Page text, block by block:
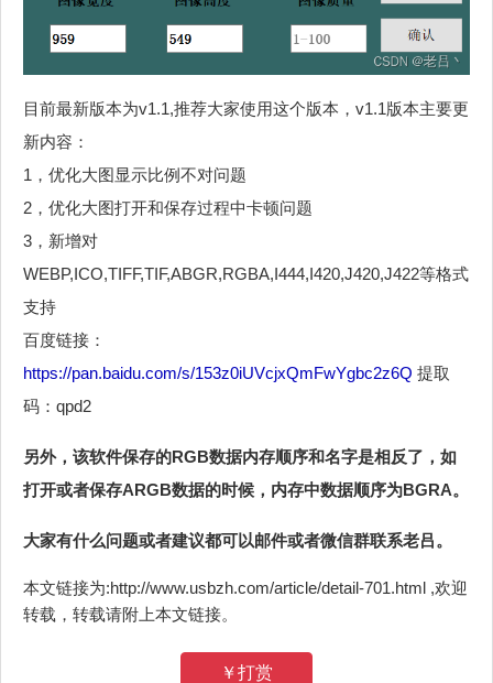
目前最新版本为v1.1,推荐大家使用这个版本，v1.1版本主要更
新内容：
1，优化大图显示比例不对问题
2，优化大图打开和保存过程中卡顿问题
3，新增对
WEBP,ICO,TIFF,TIF,ABGR,RGBA,I444,I420,J420,J422等格式
支持
百度链接：
https://pan.baidu.com/s/153z0iUVcjxQmFwYgbc2z6Q 提取
码：qpd2
另外，该软件保存的RGB数据内存顺序和名字是相反了，如
打开或者保存ARGB数据的时候，内存中数据顺序为BGRA。
大家有什么问题或者建议都可以邮件或者微信群联系老吕。
本文链接为:http://www.usbzh.com/article/detail-701.html ,欢迎
转载，转载请附上本文链接。
￥打赏